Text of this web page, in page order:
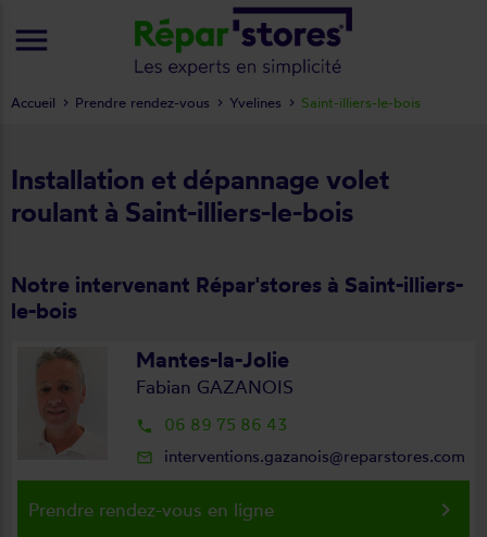
Installation et dépannage volet
roulant à Saint-illiers-le-bois
Notre intervenant Répar'stores à Saint-illiers-
le-bois
Mantes-la-Jolie
Fabian GAZANOIS
local_phone 06 89 75 86 43
mail_outline interventions.gazanois@reparstores.com
Prendre rendez-vous en ligne keyboard_arrow_right
Accueil Prendre rendez-vous Yvelines Saint-illiers-le-bois
menu